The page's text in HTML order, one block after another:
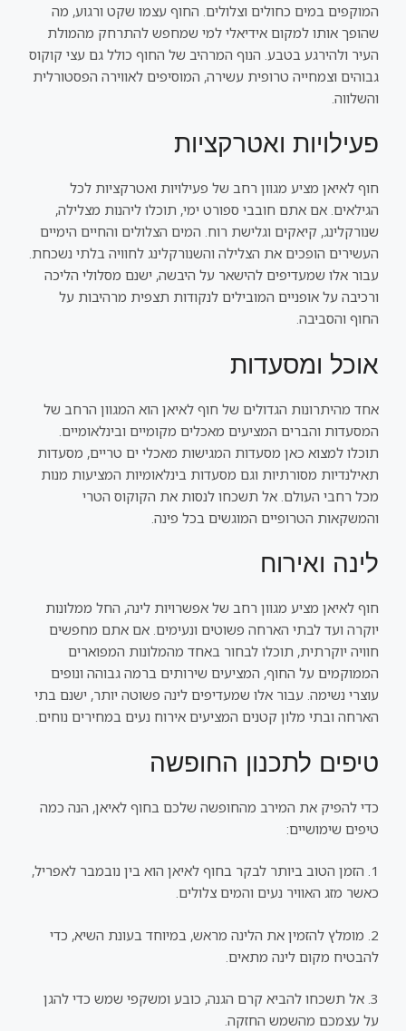
המוקפים במים כחולים וצלולים. החוף עצמו שקט ורגוע, מה
שהופך אותו למקום אידיאלי למי שמחפש להתרחק מהמולת
העיר ולהירגע בטבע. הנוף המרהיב של החוף כולל גם עצי קוקוס
גבוהים וצמחייה טרופית עשירה, המוסיפים לאווירה הפסטורלית
והשלווה.
פעילויות ואטרקציות
חוף לאיאן מציע מגוון רחב של פעילויות ואטרקציות לכל
הגילאים. אם אתם חובבי ספורט ימי, תוכלו ליהנות מצלילה,
שנורקלינג, קיאקים וגלישת רוח. המים הצלולים והחיים הימיים
העשירים הופכים את הצלילה והשנורקלינג לחוויה בלתי נשכחת.
עבור אלו שמעדיפים להישאר על היבשה, ישנם מסלולי הליכה
ורכיבה על אופניים המובילים לנקודות תצפית מרהיבות על
החוף והסביבה.
אוכל ומסעדות
אחד מהיתרונות הגדולים של חוף לאיאן הוא המגוון הרחב של
המסעדות והברים המציעים מאכלים מקומיים ובינלאומיים.
תוכלו למצוא כאן מסעדות המגישות מאכלי ים טריים, מסעדות
תאילנדיות מסורתיות וגם מסעדות בינלאומיות המציעות מנות
מכל רחבי העולם. אל תשכחו לנסות את הקוקוס הטרי
והמשקאות הטרופיים המוגשים בכל פינה.
לינה ואירוח
חוף לאיאן מציע מגוון רחב של אפשרויות לינה, החל ממלונות
יוקרה ועד לבתי הארחה פשוטים ונעימים. אם אתם מחפשים
חוויה יוקרתית, תוכלו לבחור באחד מהמלונות המפוארים
הממוקמים על החוף, המציעים שירותים ברמה גבוהה ונופים
עוצרי נשימה. עבור אלו שמעדיפים לינה פשוטה יותר, ישנם בתי
הארחה ובתי מלון קטנים המציעים אירוח נעים במחירים נוחים.
טיפים לתכנון החופשה
כדי להפיק את המירב מהחופשה שלכם בחוף לאיאן, הנה כמה
טיפים שימושיים:
1. הזמן הטוב ביותר לבקר בחוף לאיאן הוא בין נובמבר לאפריל,
כאשר מזג האוויר נעים והמים צלולים.
2. מומלץ להזמין את הלינה מראש, במיוחד בעונת השיא, כדי
להבטיח מקום לינה מתאים.
3. אל תשכחו להביא קרם הגנה, כובע ומשקפי שמש כדי להגן
על עצמכם מהשמש החזקה.